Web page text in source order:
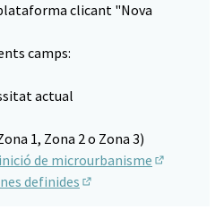
clicant "Nova
camps:
actual
1, Zona 2 o Zona 3)
de microurbanisme
definides